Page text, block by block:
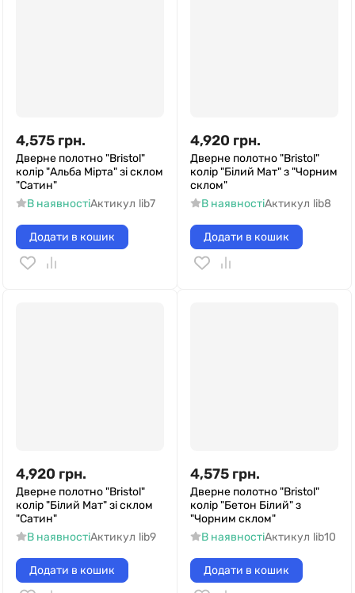
4,575 грн.
Дверне полотно "Bristol"
колір "Альба Мірта" зі склом
"Сатин"
В наявностіАктикул lib7
Додати в кошик
4,920 грн.
Дверне полотно "Bristol"
колір "Білий Мат" з "Чорним
склом"
В наявностіАктикул lib8
Додати в кошик
4,920 грн.
Дверне полотно "Bristol"
колір "Білий Мат" зі склом
"Сатин"
В наявностіАктикул lib9
Додати в кошик
4,575 грн.
Дверне полотно "Bristol"
колір "Бетон Білий" з
"Чорним склом"
В наявностіАктикул lib10
Додати в кошик